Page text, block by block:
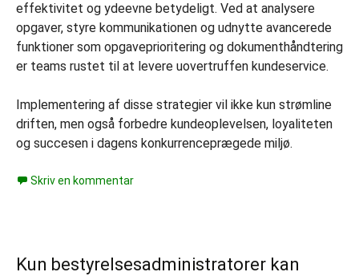
effektivitet og ydeevne betydeligt. Ved at analysere
opgaver, styre kommunikationen og udnytte avancerede
funktioner som opgaveprioritering og dokumenthåndtering
er teams rustet til at levere uovertruffen kundeservice.
Implementering af disse strategier vil ikke kun strømline
driften, men også forbedre kundeoplevelsen, loyaliteten
og succesen i dagens konkurrenceprægede miljø.
Skriv en kommentar
Kun bestyrelsesadministratorer kan